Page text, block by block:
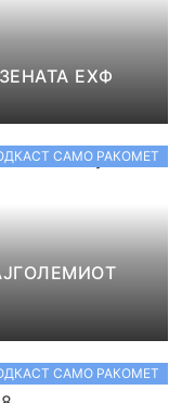
ЕХФ
САМО РАКОМЕТ
САМО РАКОМЕТ